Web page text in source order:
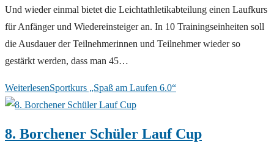
Und wieder einmal bietet die Leichtathletikabteilung einen Laufkurs
für Anfänger und Wiedereinsteiger an. In 10 Trainingseinheiten soll
die Ausdauer der Teilnehmerinnen und Teilnehmer wieder so
gestärkt werden, dass man 45…
WeiterlesenSportkurs „Spaß am Laufen 6.0“
8. Borchener Schüler Lauf Cup